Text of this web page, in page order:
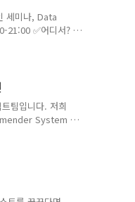
세미나, Data
21:00 ✅어디서? 4
있는 Data
팀입니다. 저희
System 경
번째 수상기 글
지를 어떻게 풀